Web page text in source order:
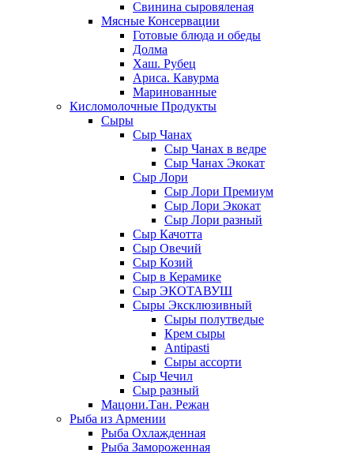
Свинина сыровяленая
Мясные Консервации
Готовые блюда и обеды
Долма
Хаш. Рубец
Ариса. Кавурма
Маринованные
Кисломолочные Продукты
Сыры
Сыр Чанах
Сыр Чанах в ведре
Сыр Чанах Экокат
Сыр Лори
Сыр Лори Премиум
Сыр Лори Экокат
Сыр Лори разный
Сыр Качотта
Сыр Овечий
Сыр Козий
Сыр в Керамике
Сыр ЭКОТАВУШ
Сыры Эксклюзивный
Сыры полутведые
Крем сыры
Antipasti
Сыры ассорти
Сыр Чечил
Сыр разный
Мацони.Тан. Режан
Рыба из Армении
Рыба Охлажденная
Рыба Замороженная